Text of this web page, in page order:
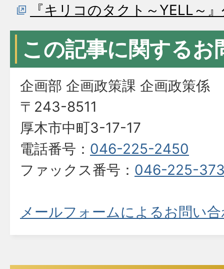
『キリコのタクト～YELL～
この記事に関するお
企画部 企画政策課 企画政策係
〒243-8511
厚木市中町3-17-17
電話番号： 046-225-2450
ファックス番号： 046-225-
メールフォームによるお問い